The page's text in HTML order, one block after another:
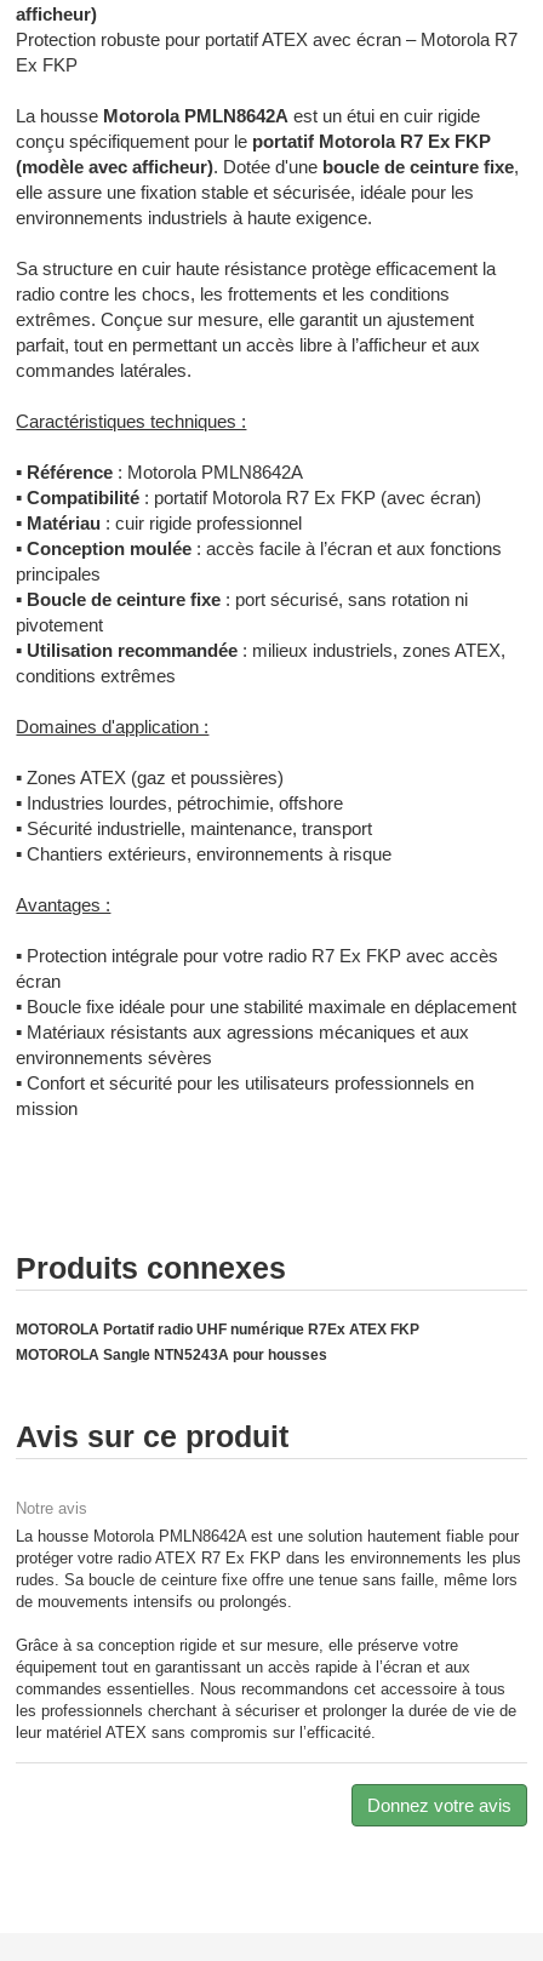
afficheur)
Protection robuste pour portatif ATEX avec écran – Motorola R7
Ex FKP
La housse Motorola PMLN8642A est un étui en cuir rigide
conçu spécifiquement pour le portatif Motorola R7 Ex FKP
(modèle avec afficheur). Dotée d'une boucle de ceinture fixe,
elle assure une fixation stable et sécurisée, idéale pour les
environnements industriels à haute exigence.
Sa structure en cuir haute résistance protège efficacement la
radio contre les chocs, les frottements et les conditions
extrêmes. Conçue sur mesure, elle garantit un ajustement
parfait, tout en permettant un accès libre à l’afficheur et aux
commandes latérales.
Caractéristiques techniques :
▪ Référence : Motorola PMLN8642A
▪ Compatibilité : portatif Motorola R7 Ex FKP (avec écran)
▪ Matériau : cuir rigide professionnel
▪ Conception moulée : accès facile à l’écran et aux fonctions
principales
▪ Boucle de ceinture fixe : port sécurisé, sans rotation ni
pivotement
▪ Utilisation recommandée : milieux industriels, zones ATEX,
conditions extrêmes
Domaines d'application :
▪ Zones ATEX (gaz et poussières)
▪ Industries lourdes, pétrochimie, offshore
▪ Sécurité industrielle, maintenance, transport
▪ Chantiers extérieurs, environnements à risque
Avantages :
▪ Protection intégrale pour votre radio R7 Ex FKP avec accès
écran
▪ Boucle fixe idéale pour une stabilité maximale en déplacement
▪ Matériaux résistants aux agressions mécaniques et aux
environnements sévères
▪ Confort et sécurité pour les utilisateurs professionnels en
mission
Produits connexes
MOTOROLA Portatif radio UHF numérique R7Ex ATEX FKP
MOTOROLA Sangle NTN5243A pour housses
Avis sur ce produit
Notre avis
La housse Motorola PMLN8642A est une solution hautement fiable pour
protéger votre radio ATEX R7 Ex FKP dans les environnements les plus
rudes. Sa boucle de ceinture fixe offre une tenue sans faille, même lors
de mouvements intensifs ou prolongés.
Grâce à sa conception rigide et sur mesure, elle préserve votre
équipement tout en garantissant un accès rapide à l’écran et aux
commandes essentielles. Nous recommandons cet accessoire à tous
les professionnels cherchant à sécuriser et prolonger la durée de vie de
leur matériel ATEX sans compromis sur l’efficacité.
Donnez votre avis